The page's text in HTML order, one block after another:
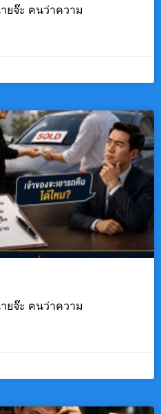
ยจ๊ะ ฅนว่าความ
ยจ๊ะ ฅนว่าความ